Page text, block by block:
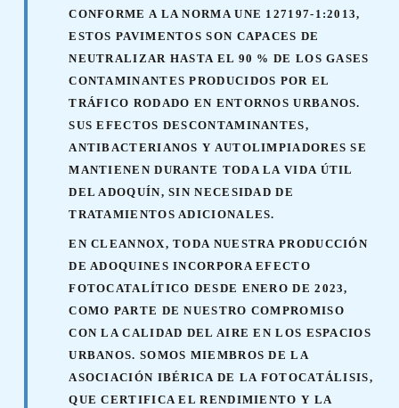
CONFORME A LA NORMA UNE 127197-1:2013,
ESTOS PAVIMENTOS SON CAPACES DE
NEUTRALIZAR HASTA EL 90 % DE LOS GASES
CONTAMINANTES PRODUCIDOS POR EL
TRÁFICO RODADO EN ENTORNOS URBANOS.
SUS EFECTOS DESCONTAMINANTES,
ANTIBACTERIANOS Y AUTOLIMPIADORES SE
MANTIENEN DURANTE TODA LA VIDA ÚTIL
DEL ADOQUÍN, SIN NECESIDAD DE
TRATAMIENTOS ADICIONALES.
EN CLEANNOX, TODA NUESTRA PRODUCCIÓN
DE ADOQUINES INCORPORA EFECTO
FOTOCATALÍTICO DESDE ENERO DE 2023,
COMO PARTE DE NUESTRO COMPROMISO
CON LA CALIDAD DEL AIRE EN LOS ESPACIOS
URBANOS. SOMOS MIEMBROS DE LA
ASOCIACIÓN IBÉRICA DE LA FOTOCATÁLISIS,
QUE CERTIFICA EL RENDIMIENTO Y LA